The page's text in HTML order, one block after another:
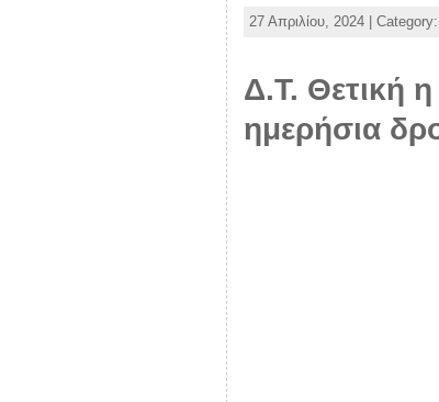
27 Απριλίου, 2024 | Category:
Δ.Τ. Θετική
ημερήσια